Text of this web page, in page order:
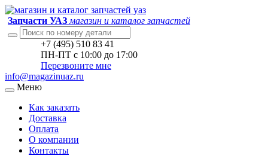
Запчасти УАЗ магазин и каталог запчастей
+7 (495) 510 83 41
ПН-ПТ с 10:00 до 17:00
Перезвоните мне
info@magazinuaz.ru
Меню
Как заказать
Доставка
Оплата
О компании
Контакты